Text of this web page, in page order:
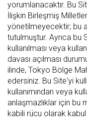
yorumlanacaktır. Bu
İlişkin Birleşmiş
yönetilmeyecektir; bu
tutulmuştur. Ayrıca bu
kullanılması veya
davası açılması
ilinde, Tokyo Bölge
edersiniz. Bu Site'yi
kullanımından veya
anlaşmazlıklar için bu
kabili rücu olarak